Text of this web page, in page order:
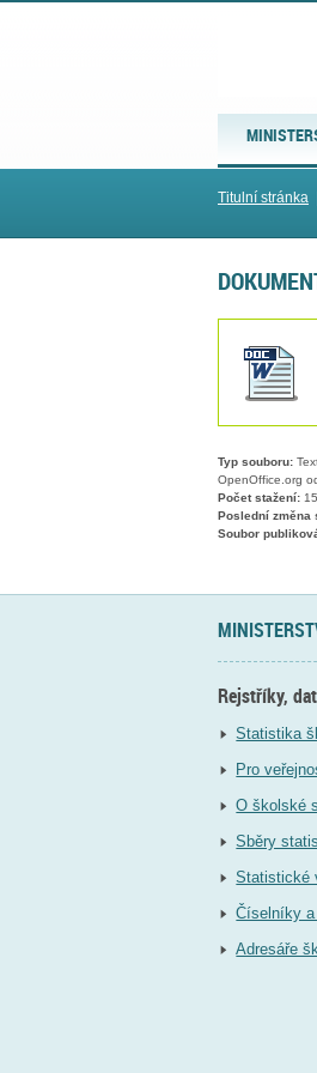
Titulní stránka
Typ souboru:
OpenOffice.org
Počet stažení:
Poslední změna
Soubor
Rejstříky,
Statistika
Pro
O školské
Sběry
Statistické
Číselníky
Adresáře